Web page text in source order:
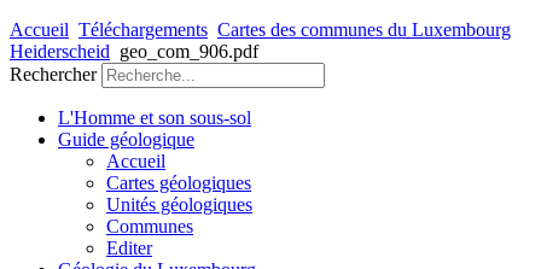
Accueil Téléchargements Cartes des communes du Luxembourg
Heiderscheid geo_com_906.pdf
Rechercher
L'Homme et son sous-sol
Guide géologique
Accueil
Cartes géologiques
Unités géologiques
Communes
Editer